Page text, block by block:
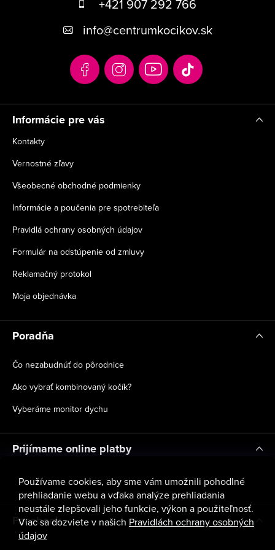
Používame cookies, aby sme vám umožnili pohodlné
prehliadanie webu a vďaka analýze prehliadania
neustále zlepšovali jeho funkcie, výkon a použiteľnosť.
Viac sa dozviete v našich Pravidlách ochrany osobných
údajov
e
+421 907 292 766
info@centrumkocikov.sk
Informácie pre vás
Kontakty
Vernostné zľavy
Všeobecné obchodné podmienky
Informácie a poučenia pre spotrebiteľa
Pravidlá ochrany osobných údajov
Formulár na odstúpenie od zmluvy
Reklamačný protokol
Moja objednávka
Poradňa
Čo nezabudnúť do pôrodnice
Ako vybrať kombinovaný kočík?
Vyberáme monitor dychu
Prijímame online platby
Facebook